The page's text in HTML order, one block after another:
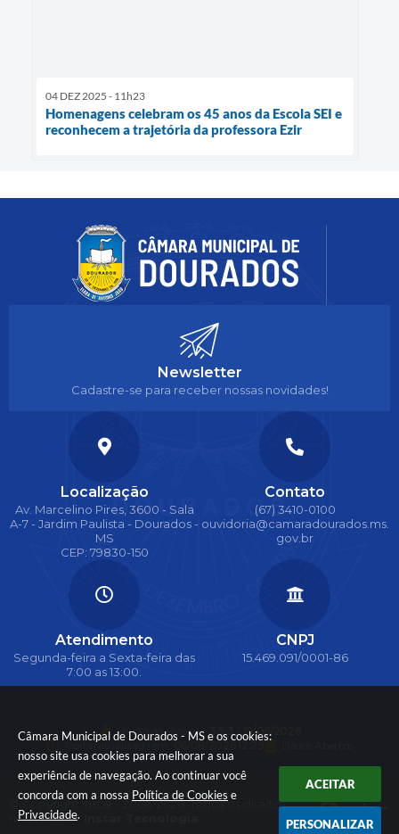
Câmara Municipal de Dourados - MS e os cookies:
nosso site usa cookies para melhorar a sua
experiência de navegação. Ao continuar você
concorda com a nossa Política de Cookies e
Privacidade.
ACEITAR
PERSONALIZAR
04 DEZ 2025 - 11h23
Homenagens celebram os 45 anos da Escola SEI e
reconhecem a trajetória da professora Ezir
Newsletter
Cadastre-se para receber nossas novidades!
Localização
Av. Marcelino Pires, 3600 - Sala
A-7 - Jardim Paulista - Dourados -
MS
CEP: 79830-150
Contato
(67) 3410-0100
ouvidoria@camaradourados.ms.
gov.br
Atendimento
Segunda-feira a Sexta-feira das
7:00 as 13:00.
CNPJ
15.469.091/0001-86
Versão do Sistema:3.5.3 - 19/06/2026
Portal atualizado em:
© Copyright Instar - 2006-2026. Todos os direitos
reservados -